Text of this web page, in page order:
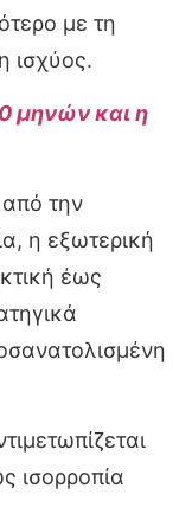
με τη
ισχύος.
μηνών και η
από την
η εξωτερική
έως
ισορροπία